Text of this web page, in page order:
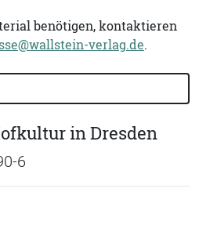
benötigen, kontaktieren
verlag.de.
oder ISBN
in Dresden
6